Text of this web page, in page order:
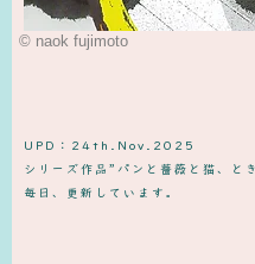
© naok fujimoto
UPD：24th.Nov.2025
シリーズ作品”パンと薔薇と猫、と
毎日、更新しています。